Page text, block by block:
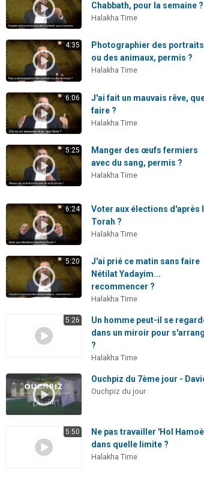
Chabbath, pour la semaine
Halakha Time
4:35
Photographier des portraits
ou des animaux, permis ?
Halakha Time
6:06
J'ai fait un mauvais rêve,
faire ?
Halakha Time
5:25
Manger des œufs fermiers
avec du sang, permis ?
Halakha Time
6:24
Voter aux élections d'après
Torah ?
Halakha Time
5:20
J'ai prié ce matin sans faire
Nétilat Yadayim...
recommencer ?
Halakha Time
5:26
Un homme peut-il se
dans un miroir pour
?
Halakha Time
Ouchpiz du 7ème jour -
Ouchpiz du jour
5:50
Ne pas travailler 'Hol
dans quelle limite ?
Halakha Time